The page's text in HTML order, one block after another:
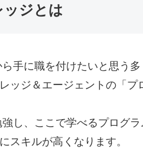
ジとは
手に職を付けたいと思う
ッジ＆エージェントの「プ
し、ここで学べるプログ
スキルが高くなります。